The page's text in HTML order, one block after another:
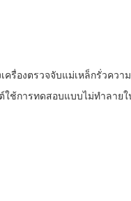
ใช้การทดสอบแบบไม่ทำลาย